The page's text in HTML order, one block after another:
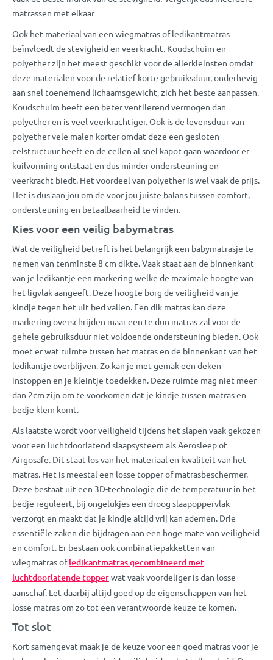
matrassen met elkaar
Ook het materiaal van een wiegmatras of ledikantmatras
beïnvloedt de stevigheid en veerkracht. Koudschuim en
polyether zijn het meest geschikt voor de allerkleinsten omdat
deze materialen voor de relatief korte gebruiksduur, onderhevig
aan snel toenemend lichaamsgewicht, zich het beste aanpassen.
Koudschuim heeft een beter ventilerend vermogen dan
polyether en is veel veerkrachtiger. Ook is de levensduur van
polyether vele malen korter omdat deze een gesloten
celstructuur heeft en de cellen al snel kapot gaan waardoor er
kuilvorming ontstaat en dus minder ondersteuning en
veerkracht biedt. Het voordeel van polyether is wel vaak de prijs.
Het is dus aan jou om de voor jou juiste balans tussen comfort,
ondersteuning en betaalbaarheid te vinden.
Kies voor een veilig babymatras
Wat de veiligheid betreft is het belangrijk een babymatrasje te
nemen van tenminste 8 cm dikte. Vaak staat aan de binnenkant
van je ledikantje een markering welke de maximale hoogte van
het ligvlak aangeeft. Deze hoogte borg de veiligheid van je
kindje tegen het uit bed vallen. Een dik matras kan deze
markering overschrijden maar een te dun matras zal voor de
gehele gebruiksduur niet voldoende ondersteuning bieden. Ook
moet er wat ruimte tussen het matras en de binnenkant van het
ledikantje overblijven. Zo kan je met gemak een deken
instoppen en je kleintje toedekken. Deze ruimte mag niet meer
dan 2cm zijn om te voorkomen dat je kindje tussen matras en
bedje klem komt.
Als laatste wordt voor veiligheid tijdens het slapen vaak gekozen
voor een luchtdoorlatend slaapsysteem als Aerosleep of
Airgosafe. Dit staat los van het materiaal en kwaliteit van het
matras. Het is meestal een losse topper of matrasbeschermer.
Deze bestaat uit een 3D-technologie die de temperatuur in het
bedje reguleert, bij ongelukjes een droog slaapoppervlak
verzorgt en maakt dat je kindje altijd vrij kan ademen. Drie
essentiële zaken die bijdragen aan een hoge mate van veiligheid
en comfort. Er bestaan ook combinatiepakketten van
wiegmatras ofledikantmatras gecombineerd met
luchtdoorlatende topperwat vaak voordeliger is dan losse
aanschaf. Let daarbij altijd goed op de eigenschappen van het
losse matras om zo tot een verantwoorde keuze te komen.
Tot slot
Kort samengevat maak je de keuze voor een goed matras voor je